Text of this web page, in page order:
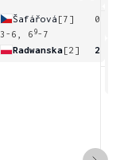
Šafářová [7]
0
3-6, 6 9-7
Radwanska[2] 2